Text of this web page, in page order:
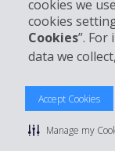
cookies we
cookies
Cookies”.
data we
Accept Cookies
Manage my
Réserver avec Hertz
© 2026
Politique de
Conditions de location
Gérer mes cookies